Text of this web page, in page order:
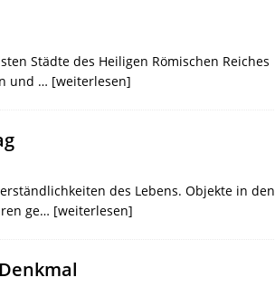
Städte des Heiligen Römischen Reiches
und … [weiterlesen]
des Lebens. Objekte in den
ge… [weiterlesen]